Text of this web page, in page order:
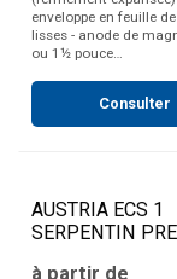
enveloppe en feuille
lisses - anode de
ou 1½ pouce…
Consulter
AUSTRIA ECS 1
SERPENTIN
à partir de